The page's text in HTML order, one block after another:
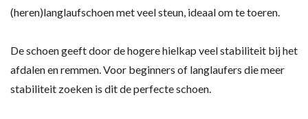
(heren)langlaufschoen met veel steun, ideaal om te toeren.
De schoen geeft door de hogere hielkap veel stabiliteit bij het
afdalen en remmen. Voor beginners of langlaufers die meer
stabiliteit zoeken is dit de perfecte schoen.